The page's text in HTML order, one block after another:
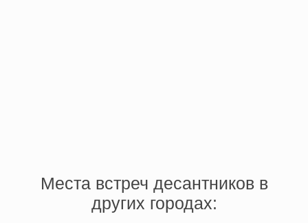
Места встреч десантников в
других городах: